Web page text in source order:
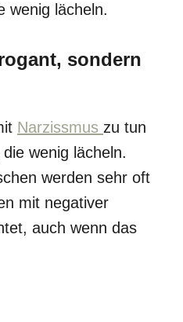
wenig lächeln.
sondern
Narzissmus zu tun
wenig lächeln.
werden sehr oft
mit negativer
auch wenn das